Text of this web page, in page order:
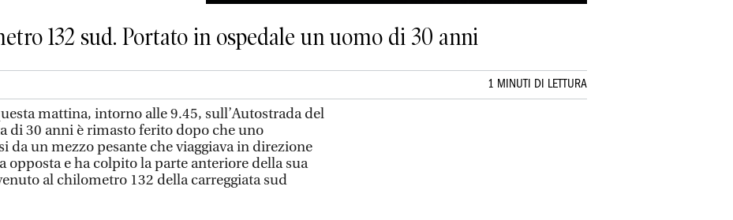
132 sud. Portato in ospedale un uomo di 30 anni
1 MINUTI DI LETTURA
mattina, intorno alle 9.45, sull’Autostrada del
di 30 anni è rimasto ferito dopo che uno
da un mezzo pesante che viaggiava in direzione
opposta e ha colpito la parte anteriore della sua
al chilometro 132 della carreggiata sud